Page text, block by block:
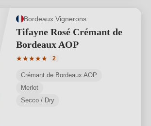
Bordeaux Vignerons
Tifayne Rosé Crémant de
Bordeaux AOP
★★★★★
Valutazione media di 5 su 5 stelle
2
Crémant de Bordeaux AOP
Merlot
Secco / Dry